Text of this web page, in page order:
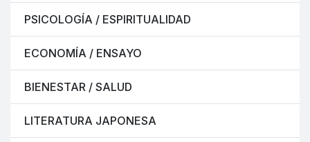
PSICOLOGÍA / ESPIRITUALIDAD
ECONOMÍA / ENSAYO
BIENESTAR / SALUD
LITERATURA JAPONESA